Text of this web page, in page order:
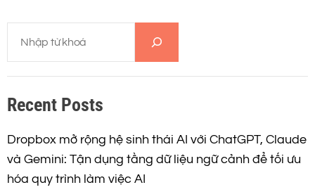
m
i
m
Recent Posts
Dropbox mở rộng hệ sinh thái AI với ChatGPT, Claude
và Gemini: Tận dụng tầng dữ liệu ngữ cảnh để tối ưu
hóa quy trình làm việc AI